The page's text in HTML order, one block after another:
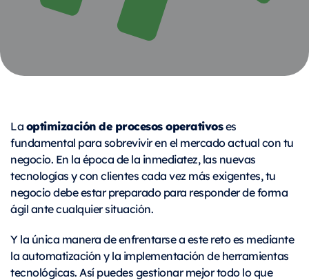
Laoptimización de procesos operativoses
fundamental para sobrevivir en el mercado actual con tu
negocio. En la época de la inmediatez, las nuevas
tecnologías y con clientes cada vez más exigentes, tu
negocio debe estar preparado para responder de forma
ágil ante cualquier situación.
Y la única manera de enfrentarse a este reto es mediante
la automatización y la implementación de herramientas
tecnológicas. Así puedes gestionar mejor todo lo que